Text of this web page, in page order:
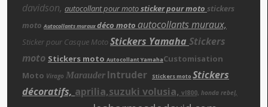
davidson, autocollant pour motosticker pour moto stickers
moto Autocollants murauxdéco moto autocollants muraux,
Sticker pour Casque MotoStickers Yamaha Stickers
moto Stickers moto Autocollant YamahaCustomisation
Moto Virago Marauder Intruder Stickers moto Stickers
décoratifs, aprilia,suzuki volusia, vl800, honda rebel,